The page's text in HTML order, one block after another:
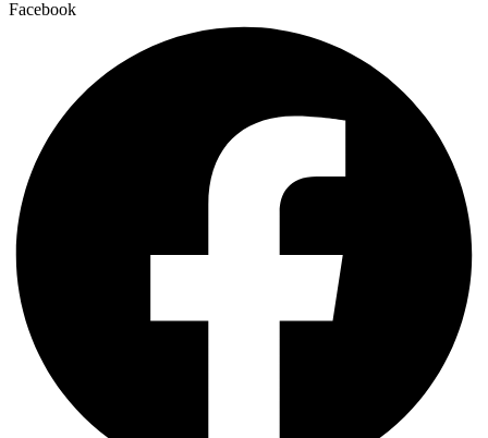
Facebook